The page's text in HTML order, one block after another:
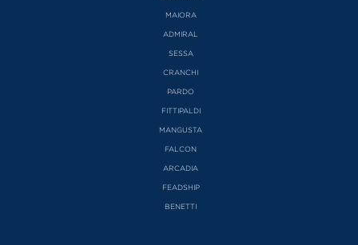
MAIORA
ADMIRAL
SESSA
CRANCHI
PARDO
FITTIPALDI
MANGUSTA
FALCON
ARCADIA
FEADSHIP
BENETTI